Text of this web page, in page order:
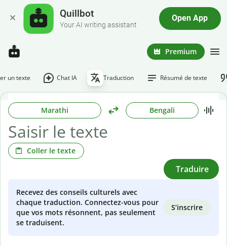
Quillbot
Your AI writing assistant
Open App
Premium
un texte Chat IA Traduction Résumé de texte
Marathi Bengali
Coller le texte
Traduire
Recevez des conseils culturels avec
chaque traduction. Connectez-vous pour
que vos mots résonnent, pas seulement
se traduisent.
S’inscrire